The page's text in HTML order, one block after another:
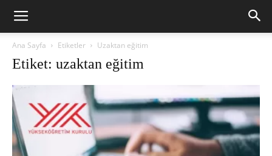
Ana Sayfa Etiketler Uzaktan eğitim
Etiket: uzaktan eğitim